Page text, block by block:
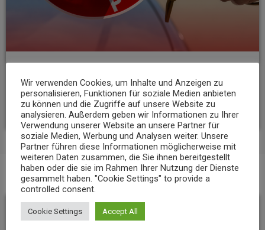
23-Jähriger rast mit über 235 km/h über die A3
today 6. AUGUST 2026 8
BEITRAGS-KOMMENTARE (0)
Hinterlassen Sie eine
Wir verwenden Cookies, um Inhalte und Anzeigen zu
personalisieren, Funktionen für soziale Medien anbieten
zu können und die Zugriffe auf unsere Website zu
analysieren. Außerdem geben wir Informationen zu Ihrer
Verwendung unserer Website an unsere Partner für
soziale Medien, Werbung und Analysen weiter. Unsere
Partner führen diese Informationen möglicherweise mit
weiteren Daten zusammen, die Sie ihnen bereitgestellt
haben oder die sie im Rahmen Ihrer Nutzung der Dienste
gesammelt haben. "Cookie Settings" to provide a
controlled consent.
Cookie Settings Accept All